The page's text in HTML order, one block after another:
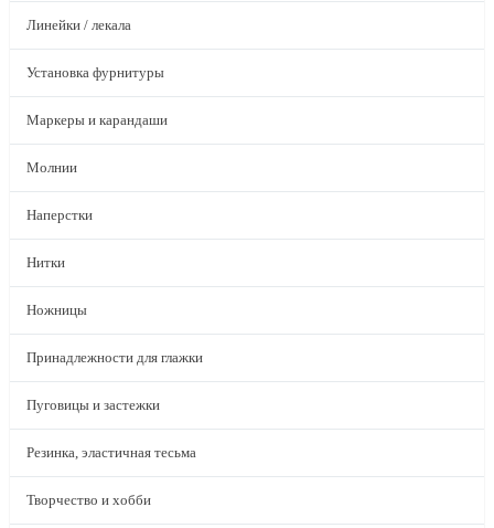
Линейки / лекала
Установка фурнитуры
Маркеры и карандаши
Молнии
Наперстки
Нитки
Ножницы
Принадлежности для глажки
Пуговицы и застежки
Резинка, эластичная тесьма
Творчество и хобби